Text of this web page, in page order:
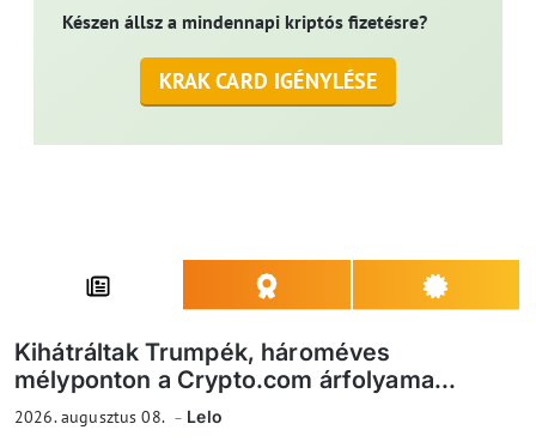
Készen állsz a mindennapi kriptós fizetésre?
KRAK CARD IGÉNYLÉSE
Kihátráltak Trumpék, hároméves
mélyponton a Crypto.com árfolyama...
2026. augusztus 08. Lelo